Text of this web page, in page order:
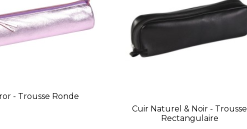
- Trousse Ronde
Cuir Naturel & Noir - Trousse
Rectangulaire